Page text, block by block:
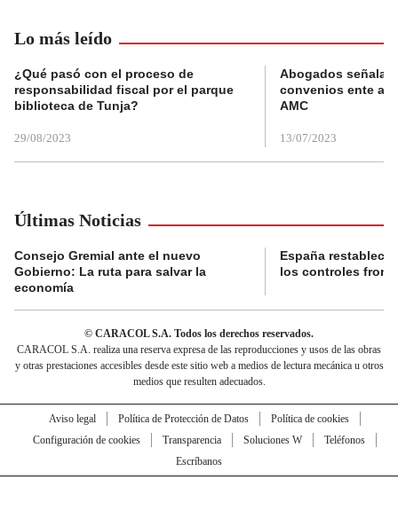
Lo más leído
¿Qué pasó con el proceso de
responsabilidad fiscal por el parque
biblioteca de Tunja?
29/08/2023
Abogados
convenios ente
AMC
13/07/2023
Últimas Noticias
Consejo Gremial ante el nuevo
Gobierno: La ruta para salvar la
economía
España restablece
los controles
© CARACOL S.A. Todos los derechos reservados.
CARACOL S.A. realiza una reserva expresa de las reproducciones y usos de las obras
y otras prestaciones accesibles desde este sitio web a medios de lectura mecánica u otros
medios que resulten adecuados.
Aviso legal Política de Protección de Datos
Política de cookies
Configuración de cookies
Transparencia Soluciones W
Teléfonos
Escríbanos